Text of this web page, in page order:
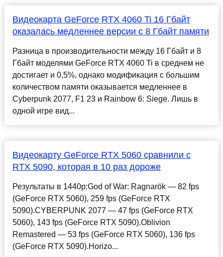
Видеокарта GeForce RTX 4060 Ti 16 Гбайт
оказалась медленнее версии с 8 Гбайт памяти
Разница в производительности между 16 Гбайт и 8
Гбайт моделями GeForce RTX 4060 Ti в среднем не
достигает и 0,5%, однако модификация с большим
количеством памяти оказывается медленнее в
Cyberpunk 2077, F1 23 и Rainbow 6: Siege. Лишь в
одной игре вид...
Видеокарту GeForce RTX 5060 сравнили с
RTX 5090, которая в 10 раз дороже
Результаты в 1440p:God of War: Ragnarök — 82 fps
(GeForce RTX 5060), 259 fps (GeForce RTX
5090).CYBERPUNK 2077 — 47 fps (GeForce RTX
5060), 143 fps (GeForce RTX 5090).Oblivion
Remastered — 53 fps (GeForce RTX 5060), 136 fps
(GeForce RTX 5090).Horizo...